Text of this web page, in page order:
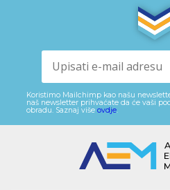
Koristimo Mailchimp kao našu
naš newsletter prihvaćate da će vaši
obradu. Saznaj više ovdje.